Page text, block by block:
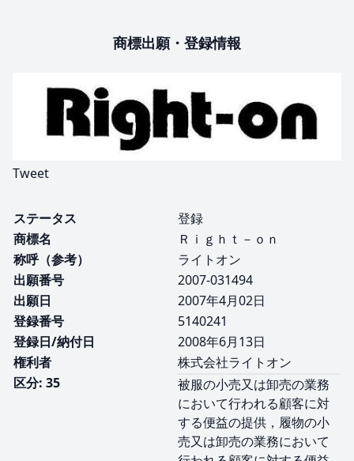
商標出願・登録情報
Tweet
ステータス
登録
商標名
Ｒｉｇｈｔ－ｏｎ
称呼（参考）
ライトオン
出願番号
2007-031494
出願日
2007年4月02日
登録番号
5140241
登録日/納付日
2008年6月13日
権利者
株式会社ライトオン
区分: 35
被服の小売又は卸売の業務
において行われる顧客に対
する便益の提供，履物の小
売又は卸売の業務において